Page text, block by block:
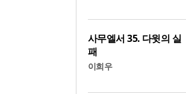
사무엘서 35. 다윗의 실
패
이희우